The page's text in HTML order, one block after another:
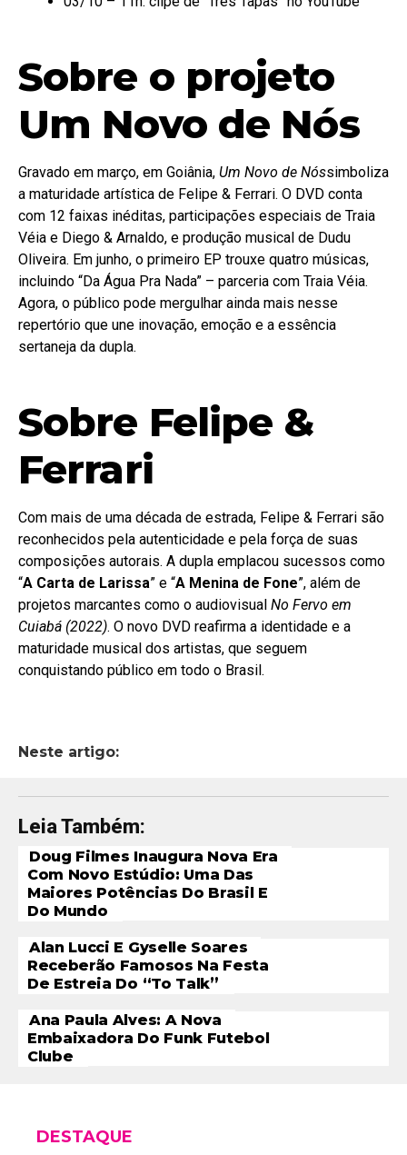
Sobre o projeto
Um Novo de Nós
Gravado em março, em Goiânia, Um Novo de Nóssimboliza
a maturidade artística de Felipe & Ferrari. O DVD conta
com 12 faixas inéditas, participações especiais de Traia
Véia e Diego & Arnaldo, e produção musical de Dudu
Oliveira. Em junho, o primeiro EP trouxe quatro músicas,
incluindo “Da Água Pra Nada” – parceria com Traia Véia.
Agora, o público pode mergulhar ainda mais nesse
repertório que une inovação, emoção e a essência
sertaneja da dupla.
Sobre Felipe &
Ferrari
Com mais de uma década de estrada, Felipe & Ferrari são
reconhecidos pela autenticidade e pela força de suas
composições autorais. A dupla emplacou sucessos como
“A Carta de Larissa” e “A Menina de Fone”, além de
projetos marcantes como o audiovisual No Fervo em
Cuiabá (2022). O novo DVD reafirma a identidade e a
maturidade musical dos artistas, que seguem
conquistando público em todo o Brasil.
Neste artigo:
Leia Também:
Doug Filmes Inaugura Nova Era
Com Novo Estúdio: Uma Das
Maiores Potências Do Brasil E
Do Mundo
Alan Lucci E Gyselle Soares
Receberão Famosos Na Festa
De Estreia Do “To Talk”
Ana Paula Alves: A Nova
Embaixadora Do Funk Futebol
Clube
DESTAQUE